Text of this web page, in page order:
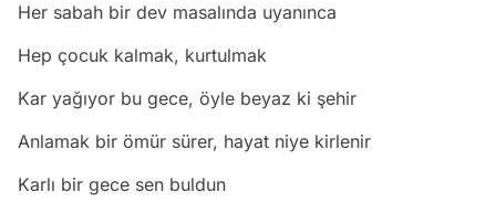
Her sabah bir dev masalında uyanınca
Hep çocuk kalmak, kurtulmak
Kar yağıyor bu gece, öyle beyaz ki şehir
Anlamak bir ömür sürer, hayat niye kirlenir
Karlı bir gece sen buldun